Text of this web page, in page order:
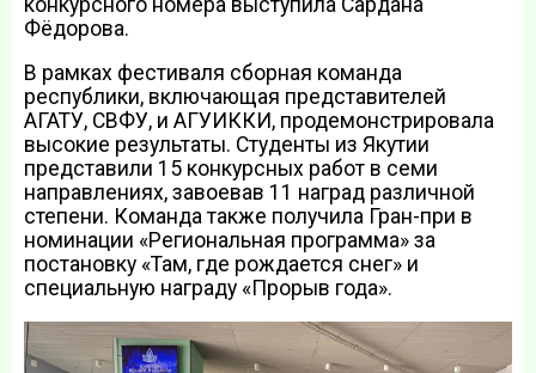
Фёдорова.
В рамках фестиваля сборная команда
республики, включающая представителей
АГАТУ, СВФУ, и АГУИККИ, продемонстрировала
высокие результаты. Студенты из Якутии
представили 15 конкурсных работ в семи
направлениях, завоевав 11 наград различной
степени. Команда также получила Гран-при в
номинации «Региональная программа» за
постановку «Там, где рождается снег» и
специальную награду «Прорыв года».